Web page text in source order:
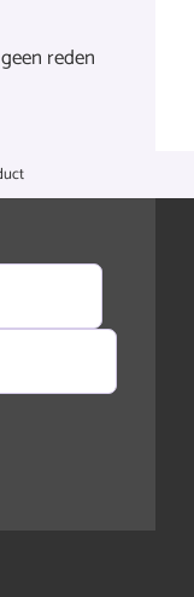
reden